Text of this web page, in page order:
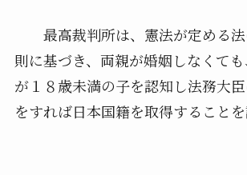
最高裁判所は、憲法が定める法
則に基づき、両親が婚姻しなくて
が１８歳未満の子を認知し法務大
をすれば日本国籍を取得することを